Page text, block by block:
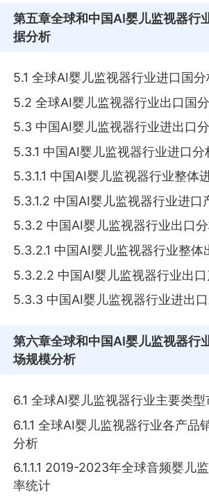
第五章全球和中国AI婴儿监视器行
据分析
5.1 全球AI婴儿监视器行业进口国分
5.2 全球AI婴儿监视器行业出口国
5.3 中国AI婴儿监视器行业进出口
5.3.1 中国AI婴儿监视器行业进口分
5.3.1.1 中国AI婴儿监视器行业整体
5.3.1.2 中国AI婴儿监视器行业进口
5.3.2 中国AI婴儿监视器行业出口
5.3.2.1 中国AI婴儿监视器行业整体
5.3.2.2 中国AI婴儿监视器行业出
5.3.3 中国AI婴儿监视器行业进出
第六章全球和中国AI婴儿监视器行
场规模分析
6.1 全球AI婴儿监视器行业主要类
6.1.1 全球AI婴儿监视器行业各产品
分析
6.1.1.1 2019-2023年全球音频婴儿
率统计